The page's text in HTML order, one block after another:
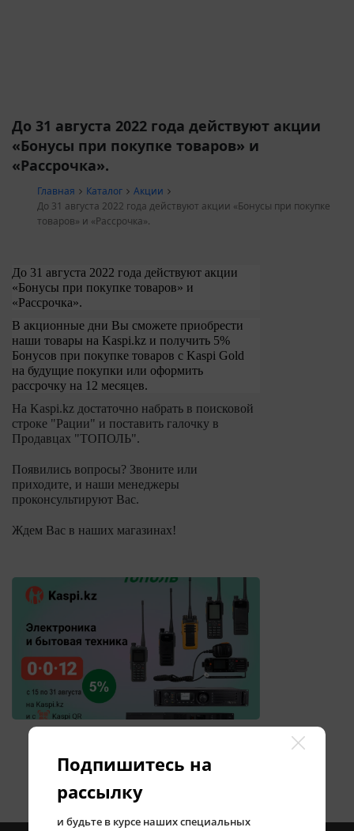
До 31 августа 2022 года действуют акции
«Бонусы при покупке товаров» и
«Рассрочка».
Главная Каталог
Акции
До 31 августа 2022 года действуют акции «Бонусы при покупке
товаров» и «Рассрочка».
До 31 августа 2022 года действуют акции
«Бонусы при покупке товаров» и
«Рассрочка».
В акционные дни Вы сможете приобрести
наши товары на Kaspi.kz и получить 5%
Бонусов при покупке товаров с Kaspi Gold
на будущие покупки или оформить
рассрочку на 12 месяцев.
На Kaspi.kz достаточно набрать в поисковой
строке "Рации" и поставить галочку в
Продавцах "ТОПОЛЬ".
Появились вопросы? Звоните или
приходите, и наши менеджеры
проконсультируют Вас.
Ждем Вас в наших магазинах!
Подпишитесь на
рассылку
и будьте в курсе наших специальных